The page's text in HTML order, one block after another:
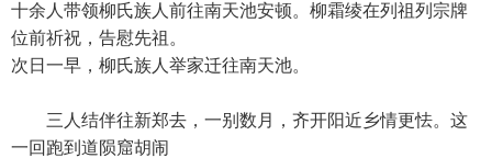
十余人带领柳氏族人前往南天池安顿。柳霜绫在列祖列宗牌
位前祈祝，告慰先祖。
次日一早，柳氏族人举家迁往南天池。
三人结伴往新郑去，一别数月，齐开阳近乡情更怯。这
一回跑到道陨窟胡闹